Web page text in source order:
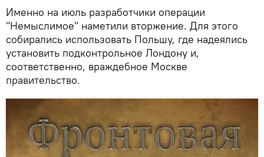
Именно на июль разработчики операции
"Немыслимое" наметили вторжение. Для этого
собирались использовать Польшу, где надеялись
установить подконтрольное Лондону и,
соответственно, враждебное Москве
правительство.